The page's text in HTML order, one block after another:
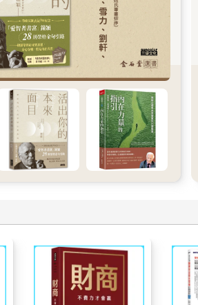
。
，都是一段「送別」與「迎接」的時
醒我們好好地向冬天說再見，準備迎向
受到的冬季樂趣，不妨趁最後一場雪的
，就像是春日捎來的問候：「這一季，
陽一年踏出的二十四個步伐後，我便開
約定」。太陽從不失約，總是準時地跨
替。若能理解這層意涵，在寒氣未退的
每年不變的承諾，靜靜等候那份如約而
大雪，清晨的氣溫也會驟降，讓「立
。不過，自冬至以後，陽光就一點一滴
地球加溫。其實，地球就像一棟非常寬
氣變暖，自然需要一定的時間。我們只
受到暖意。距離冬至過了一個半月，大
人習慣把一年中黑夜最長、日照時間開
春」，而陽光逐漸在地面上蓄熱、為人